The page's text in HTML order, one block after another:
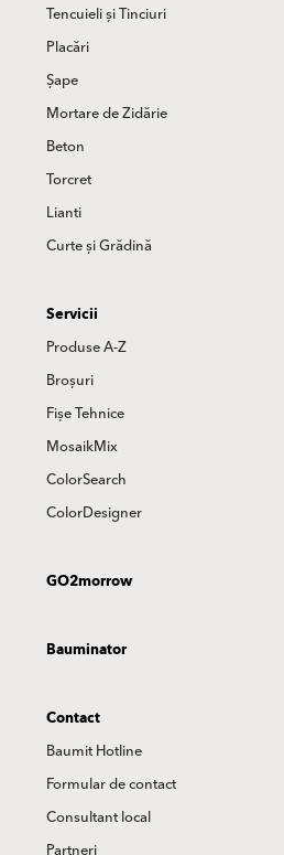
Tencuieli și Tinciuri
Placări
Șape
Mortare de Zidărie
Beton
Torcret
Lianti
Curte și Grădină
Servicii
Produse A-Z
Broșuri
Fișe Tehnice
MosaikMix
ColorSearch
ColorDesigner
GO2morrow
Bauminator
Contact
Baumit Hotline
Formular de contact
Consultant local